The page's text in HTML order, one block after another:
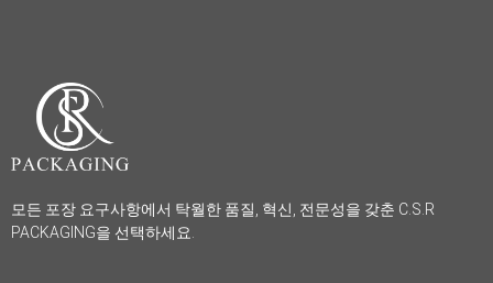
모든 포장 요구사항에서 탁월한 품질, 혁신, 전문성을 갖춘 C.S.R
PACKAGING을 선택하세요.